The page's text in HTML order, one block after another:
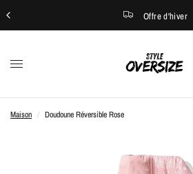
Offre d'hiver
Maison / Doudoune Réversible Rose